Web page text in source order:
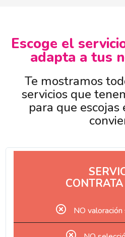
Escoge el
adapta a tus
Te mostramos
servicios que
para que
NO